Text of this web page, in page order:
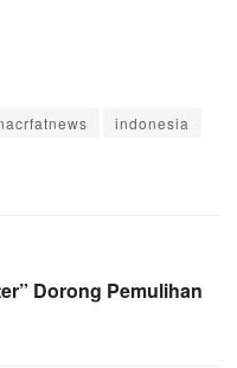
indonesia
Dorong Pemulihan